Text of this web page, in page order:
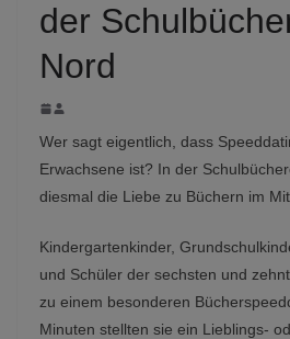
der
Nord
Wer sagt eigentlich, dass
Erwachsene ist? In der
diesmal die Liebe zu Büchern im
Kindergartenkinder,
und Schüler der sechsten und
zu einem besonderen
Minuten stellten sie ein Lieblings-